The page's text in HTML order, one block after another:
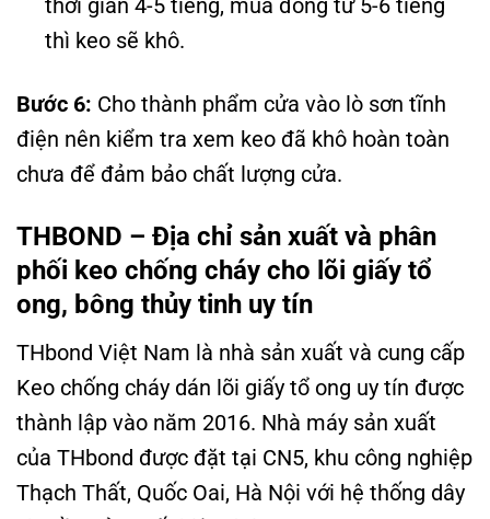
thời gian 4-5 tiếng, mùa đông từ 5-6 tiếng
thì keo sẽ khô.
Bước 6: Cho thành phẩm cửa vào lò sơn tĩnh
điện nên kiểm tra xem keo đã khô hoàn toàn
chưa để đảm bảo chất lượng cửa.
THBOND – Địa chỉ sản xuất và phân
phối keo chống cháy cho lõi giấy tổ
ong, bông thủy tinh uy tín
THbond Việt Nam là nhà sản xuất và cung cấp
Keo chống cháy dán lõi giấy tổ ong uy tín được
thành lập vào năm 2016. Nhà máy sản xuất
của THbond được đặt tại CN5, khu công nghiệp
Thạch Thất, Quốc Oai, Hà Nội với hệ thống dây